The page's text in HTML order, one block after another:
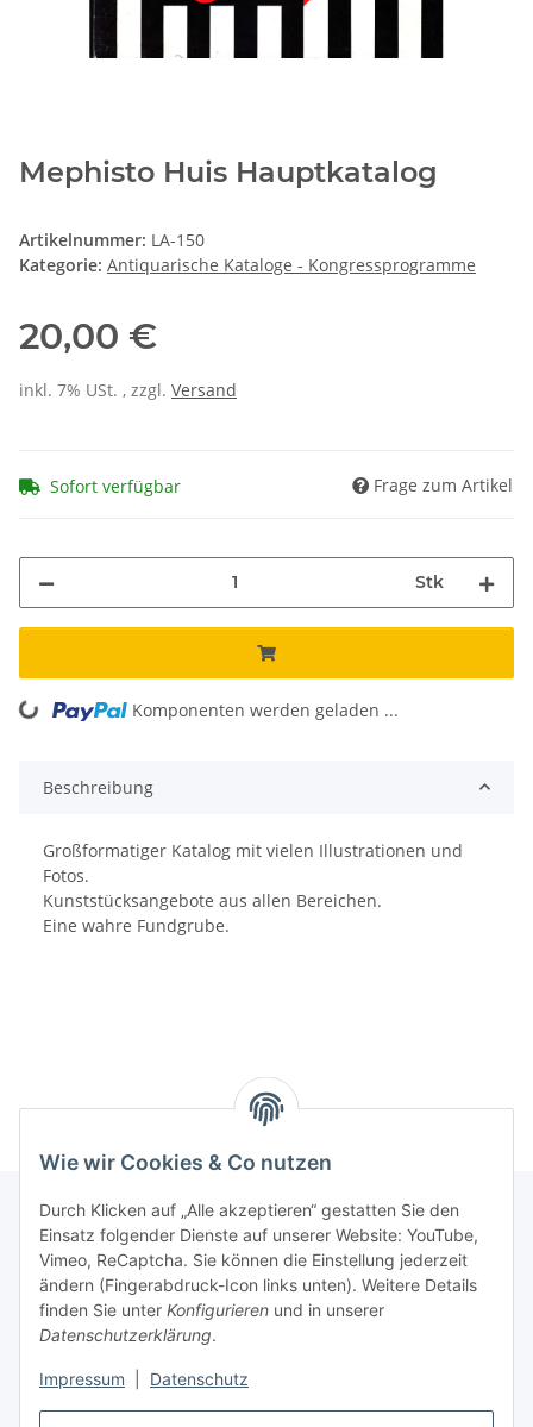
Wie wir Cookies & Co nutzen
Durch Klicken auf „Alle akzeptieren“ gestatten Sie den
Einsatz folgender Dienste auf unserer Website: YouTube,
Vimeo, ReCaptcha. Sie können die Einstellung jederzeit
ändern (Fingerabdruck-Icon links unten). Weitere Details
finden Sie unter Konfigurieren und in unserer
Datenschutzerklärung.
Impressum Datenschutz
Mephisto Huis Hauptkatalog
Artikelnummer: LA-150
Kategorie: Antiquarische Kataloge - Kongressprogramme
20,00 €
inkl. 7% USt. , zzgl. Versand
Sofort verfügbar Frage zum Artikel
Stk
Loading... Komponenten werden geladen ...
Beschreibung
Großformatiger Katalog mit vielen Illustrationen und
Fotos.
Kunststücksangebote aus allen Bereichen.
Eine wahre Fundgrube.
Informationen
Gesetzliche Informationen